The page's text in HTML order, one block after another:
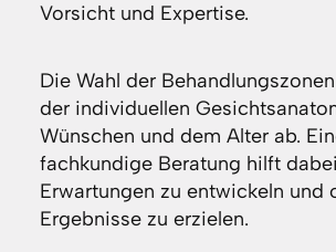
Vorsicht und Expertise.
Die Wahl der
der individuellen
Wünschen und dem Alter ab.
fachkundige Beratung hilft
Erwartungen zu entwickeln und
Ergebnisse zu erzielen.